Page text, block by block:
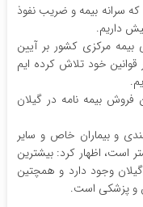
سرانه بیمه و ضریب نفوذ
داریم.
مرکزی کشور بر آیین
قوانین خود تلاش کرده ایم
فروش بیمه نامه در گیلان
و بیماران خاص و سایر
است، اظهار کرد: بیشترین
وجود دارد و همچتین
و پزشکی است.